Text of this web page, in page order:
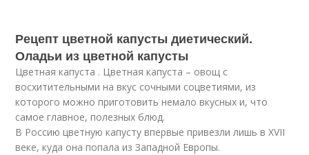
Рецепт цветной капусты диетический.
Оладьи из цветной капусты
Цветная капуста . Цветная капуста – овощ с
восхитительными на вкус сочными соцветиями, из
которого можно приготовить немало вкусных и, что
самое главное, полезных блюд.
В Россию цветную капусту впервые привезли лишь в XVII
веке, куда она попала из Западной Европы.